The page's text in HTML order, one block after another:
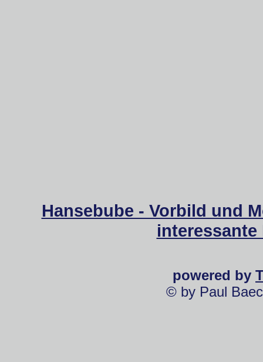
Hansebube - Vorbild und
powered by
© by Paul